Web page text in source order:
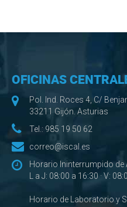
OFICINAS
Pol. Ind. Roces 4, C/
33211 Gijón. Asturias
Tel.: 985 19 50 62
correo@iscal.es
Horario Ininterrumpido
L a J: 08:00 a 16:30 · V:
Horario de Laboratorio y